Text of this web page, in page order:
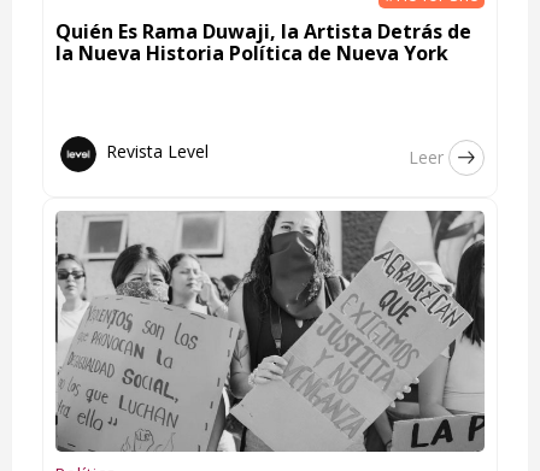
Quién Es Rama Duwaji, la Artista Detrás de
la Nueva Historia Política de Nueva York
Revista Level Leer